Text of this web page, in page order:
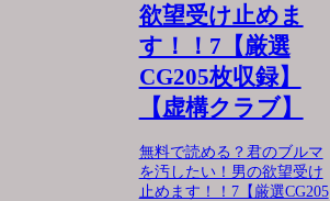
欲望受け止めま
す！！7【厳選
CG205枚収録】
【虚構クラブ】
無料で読める？君のブルマ
を汚したい！男の欲望受け
止めます！！7【厳選CG205